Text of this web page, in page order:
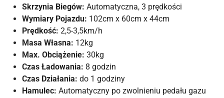
Skrzynia Biegów: Automatyczna, 3 prędkości
Wymiary Pojazdu: 102cm x 60cm x 44cm
Prędkość: 2,5-3,5km/h
Masa Własna: 12kg
Max. Obciążenie: 30kg
Czas Ładowania: 8 godzin
Czas Działania: do 1 godziny
Hamulec: Automatyczny po zwolnieniu pedału gazu